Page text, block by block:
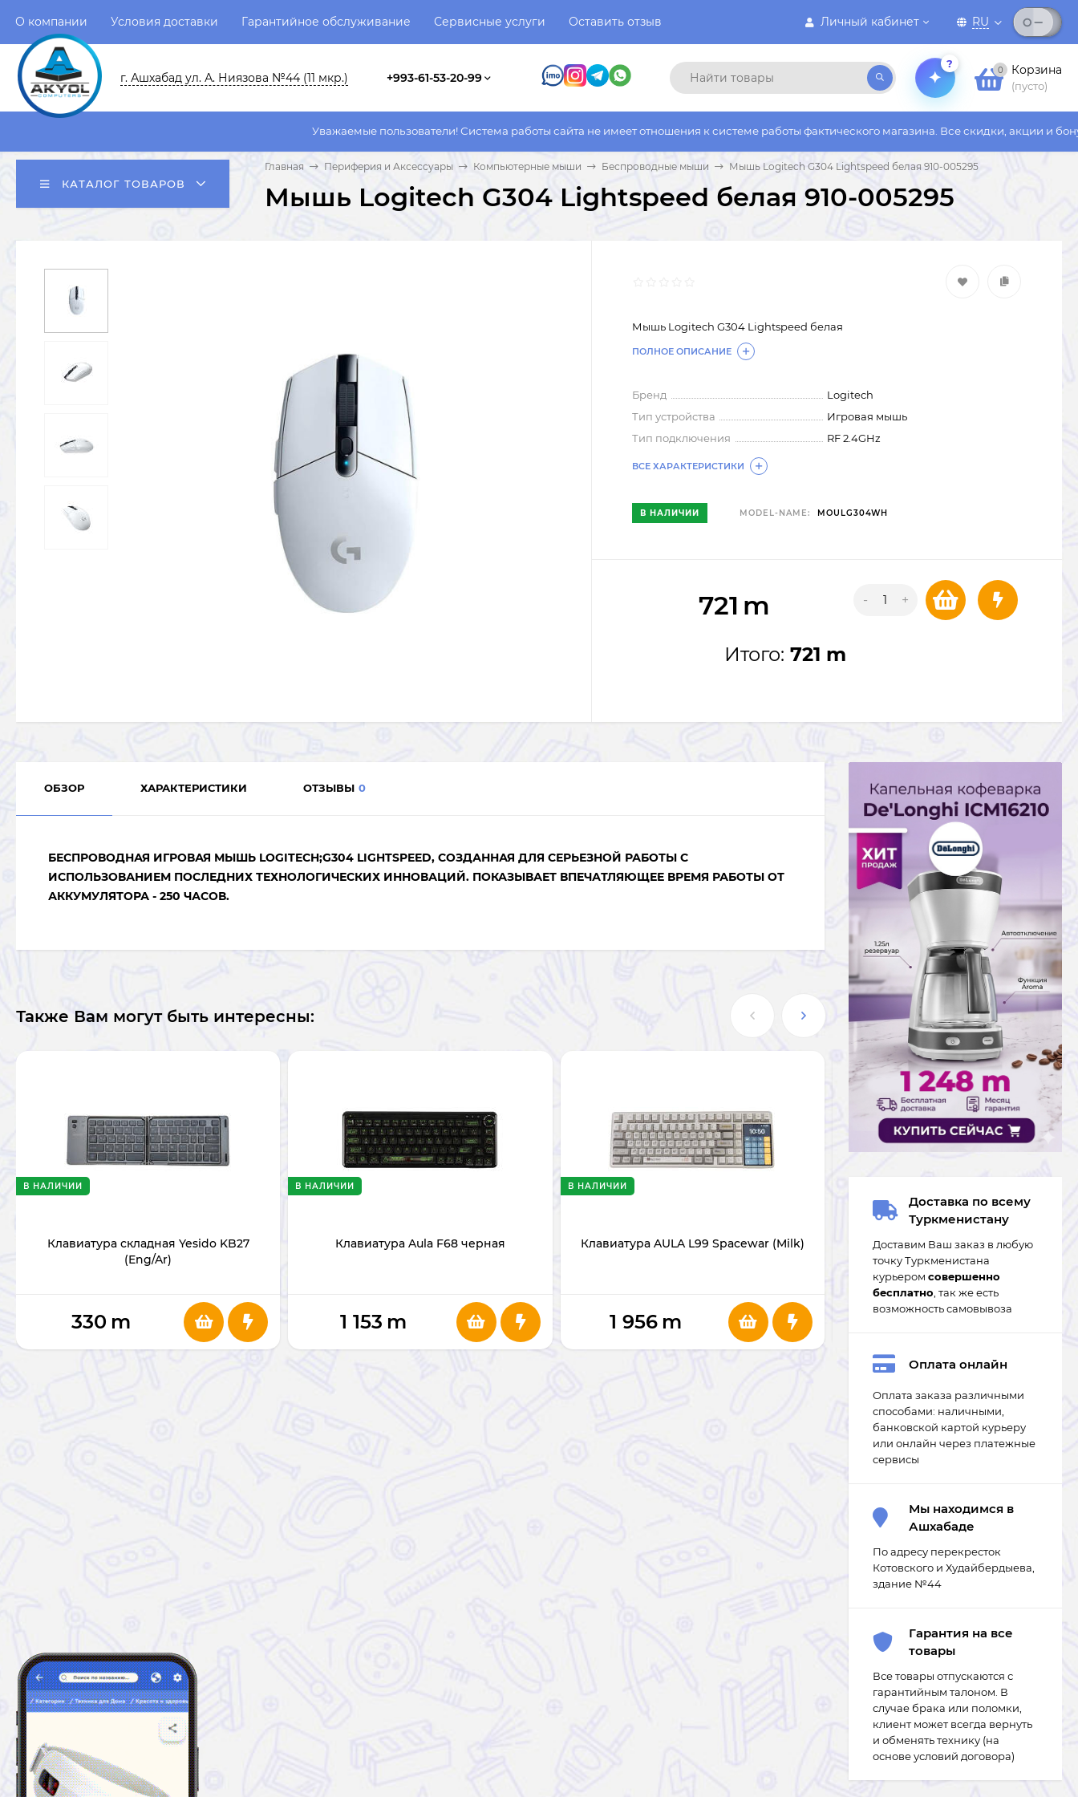
Личный кабинет RU
О компании Условия доставки Гарантийное обслуживание Сервисные услуги Оставить отзыв
г. Ашхабад ул. А. Ниязова №44 (11 мкр.) +993-61-53-20-99
?
0 Корзина
(пусто)
Уважаемые пользователи! Система работы сайта не имеет отношения к системе работы фактического магазина. Все скидки, акции и бонусы
КАТАЛОГ ТОВАРОВ
Главная Периферия и Аксессуары Компьютерные мыши Беспроводные мыши Мышь Logitech G304 Lightspeed белая 910-005295
Мышь Logitech G304 Lightspeed белая 910-005295
Мышь Logitech G304 Lightspeed белая
ПОЛНОЕ ОПИСАНИЕ
Бренд
Logitech
Тип устройства
Игровая мышь
Тип подключения
RF 2.4GHz
ВСЕ ХАРАКТЕРИСТИКИ
В НАЛИЧИИ MODEL-NAME: MOULG304WH
721 m - +
Итого: 721 m
ОБЗОР ХАРАКТЕРИСТИКИ ОТЗЫВЫ 0
БЕСПРОВОДНАЯ ИГРОВАЯ МЫШЬ LOGITECH;G304 LIGHTSPEED, СОЗДАННАЯ ДЛЯ СЕРЬЕЗНОЙ РАБОТЫ С
ИСПОЛЬЗОВАНИЕМ ПОСЛЕДНИХ ТЕХНОЛОГИЧЕСКИХ ИННОВАЦИЙ. ПОКАЗЫВАЕТ ВПЕЧАТЛЯЮЩЕЕ ВРЕМЯ РАБОТЫ ОТ
АККУМУЛЯТОРА - 250 ЧАСОВ.
Также Вам могут быть интересны:
Клавиатура складная Yesido KB27
(Eng/Ar)
В НАЛИЧИИ
330 m
Клавиатура Aula F68 черная
В НАЛИЧИИ
1 153 m
Клавиатура AULA L99 Spacewar (Milk)
В НАЛИЧИИ
1 956 m
Клавиатура Logitech MX KEYS S
1
Доставка по всему
Туркменистану
Доставим Ваш заказ в любую
точку Туркменистана
курьером совершенно
бесплатно , так же есть
возможность самовывоза
Оплата онлайн
Оплата заказа различными
способами: наличными,
банковской картой курьеру
или онлайн через платежные
сервисы
Мы находимся в
Ашхабаде
По адресу перекресток
Котовского и Худайбердыева,
здание №44
Гарантия на все
товары
Все товары отпускаются с
гарантийным талоном. В
случае брака или поломки,
клиент может всегда вернуть
и обменять технику (на
основе условий договора)